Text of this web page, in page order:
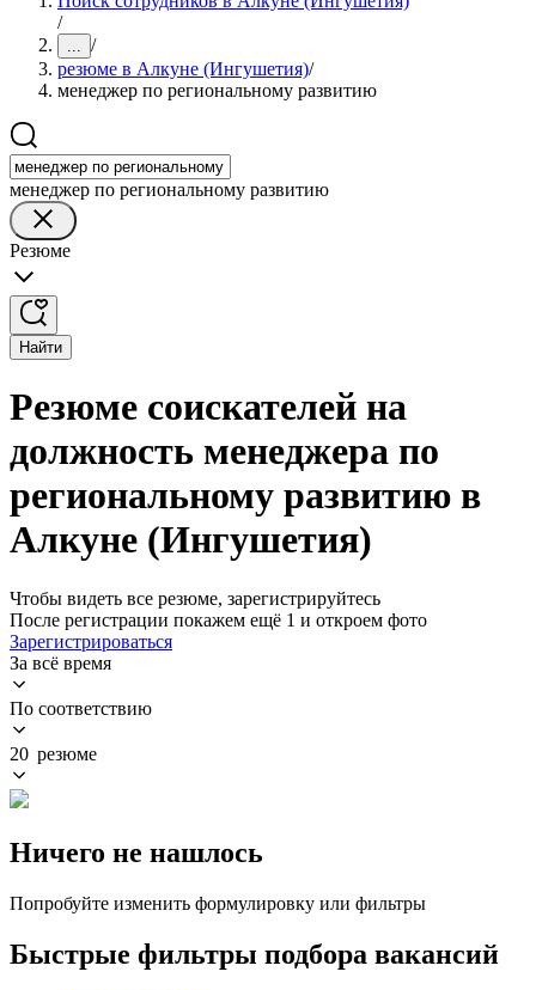
/
... /
резюме в Алкуне (Ингушетия)/
менеджер по региональному развитию
менеджер по региональному развитию
Резюме
Найти
Резюме соискателей на
должность менеджера по
региональному развитию в
Алкуне (Ингушетия)
Чтобы видеть все резюме, зарегистрируйтесь
После регистрации покажем ещё 1 и откроем фото
Зарегистрироваться
За всё время
По соответствию
20 резюме
Ничего не нашлось
Попробуйте изменить формулировку или фильтры
Быстрые фильтры подбора вакансий